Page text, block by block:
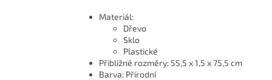
Materiál:
Dřevo
Sklo
Plastické
Přibližné rozměry: 55,5 x 1,5 x 75,5 cm
Barva: Přírodní